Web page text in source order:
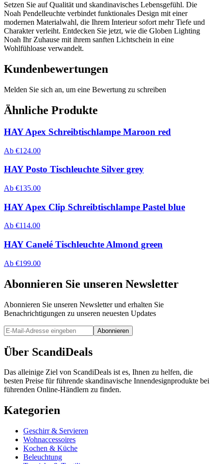
Setzen Sie auf Qualität und skandinavisches Lebensgefühl. Die
Noah Pendelleuchte verbindet funktionales Design mit einer
modernen Materialwahl, die Ihrem Interieur sofort mehr Tiefe und
Charakter verleiht. Entdecken Sie jetzt, wie die Globen Lighting
Noah Ihr Zuhause mit ihrem sanften Lichtschein in eine
Wohlfühloase verwandelt.
Kundenbewertungen
Melden Sie sich an, um eine Bewertung zu schreiben
Ähnliche Produkte
HAY Apex Schreibtischlampe Maroon red
Ab €124.00
HAY Posto Tischleuchte Silver grey
Ab €135.00
HAY Apex Clip Schreibtischlampe Pastel blue
Ab €114.00
HAY Canelé Tischleuchte Almond green
Ab €199.00
Abonnieren Sie unseren Newsletter
Abonnieren Sie unseren Newsletter und erhalten Sie
Benachrichtigungen zu unseren neuesten Updates
Abonnieren
Über ScandiDeals
Das alleinige Ziel von ScandiDeals ist es, Ihnen zu helfen, die
besten Preise für führende skandinavische Innendesignprodukte bei
führenden Online-Händlern zu finden.
Kategorien
Geschirr & Servieren
Wohnaccessoires
Kochen & Küche
Beleuchtung